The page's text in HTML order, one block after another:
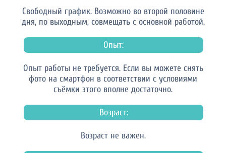
Свободный график. Возможно во второй половине
дня, по выходным, совмещать с основной работой.
Опыт:
Опыт работы не требуется. Если вы можете снять
фото на смартфон в соответствии с условиями
съёмки этого вполне достаточно.
Возраст:
Возраст не важен.